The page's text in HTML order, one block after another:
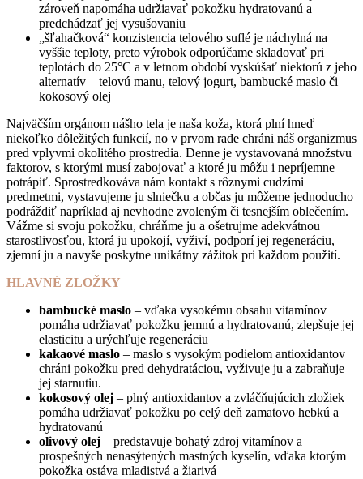
zároveň napomáha udržiavať pokožku hydratovanú a
predchádzať jej vysušovaniu
„šľahačková“ konzistencia telového suflé je náchylná na
vyššie teploty, preto výrobok odporúčame skladovať pri
teplotách do 25°C a v letnom období vyskúšať niektorú z jeho
alternatív – telovú manu, telový jogurt, bambucké maslo či
kokosový olej
Najväčším orgánom nášho tela je naša koža, ktorá plní hneď
niekoľko dôležitých funkcií, no v prvom rade chráni náš organizmus
pred vplyvmi okolitého prostredia. Denne je vystavovaná množstvu
faktorov, s ktorými musí zabojovať a ktoré ju môžu i nepríjemne
potrápiť. Sprostredkováva nám kontakt s rôznymi cudzími
predmetmi, vystavujeme ju slniečku a občas ju môžeme jednoducho
podráždiť napríklad aj nevhodne zvoleným či tesnejším oblečením.
Vážme si svoju pokožku, chráňme ju a ošetrujme adekvátnou
starostlivosťou, ktorá ju upokojí, vyživí, podporí jej regeneráciu,
zjemní ju a navyše poskytne unikátny zážitok pri každom použití.
HLAVNÉ ZLOŽKY
bambucké maslo – vďaka vysokému obsahu vitamínov
pomáha udržiavať pokožku jemnú a hydratovanú, zlepšuje jej
elasticitu a urýchľuje regeneráciu
kakaové maslo – maslo s vysokým podielom antioxidantov
chráni pokožku pred dehydratáciou, vyživuje ju a zabraňuje
jej starnutiu.
kokosový olej – plný antioxidantov a zvláčňujúcich zložiek
pomáha udržiavať pokožku po celý deň zamatovo hebkú a
hydratovanú
olivový olej – predstavuje bohatý zdroj vitamínov a
prospešných nenasýtených mastných kyselín, vďaka ktorým
pokožka ostáva mladistvá a žiarivá